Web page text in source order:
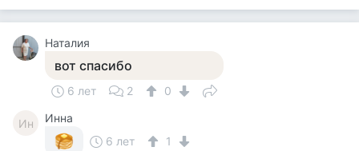
Наталия
вот спасибо
6 лет 2 0
Ин
Инна
6 лет
1